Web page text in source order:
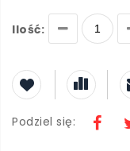
Ilość:
Podziel się: